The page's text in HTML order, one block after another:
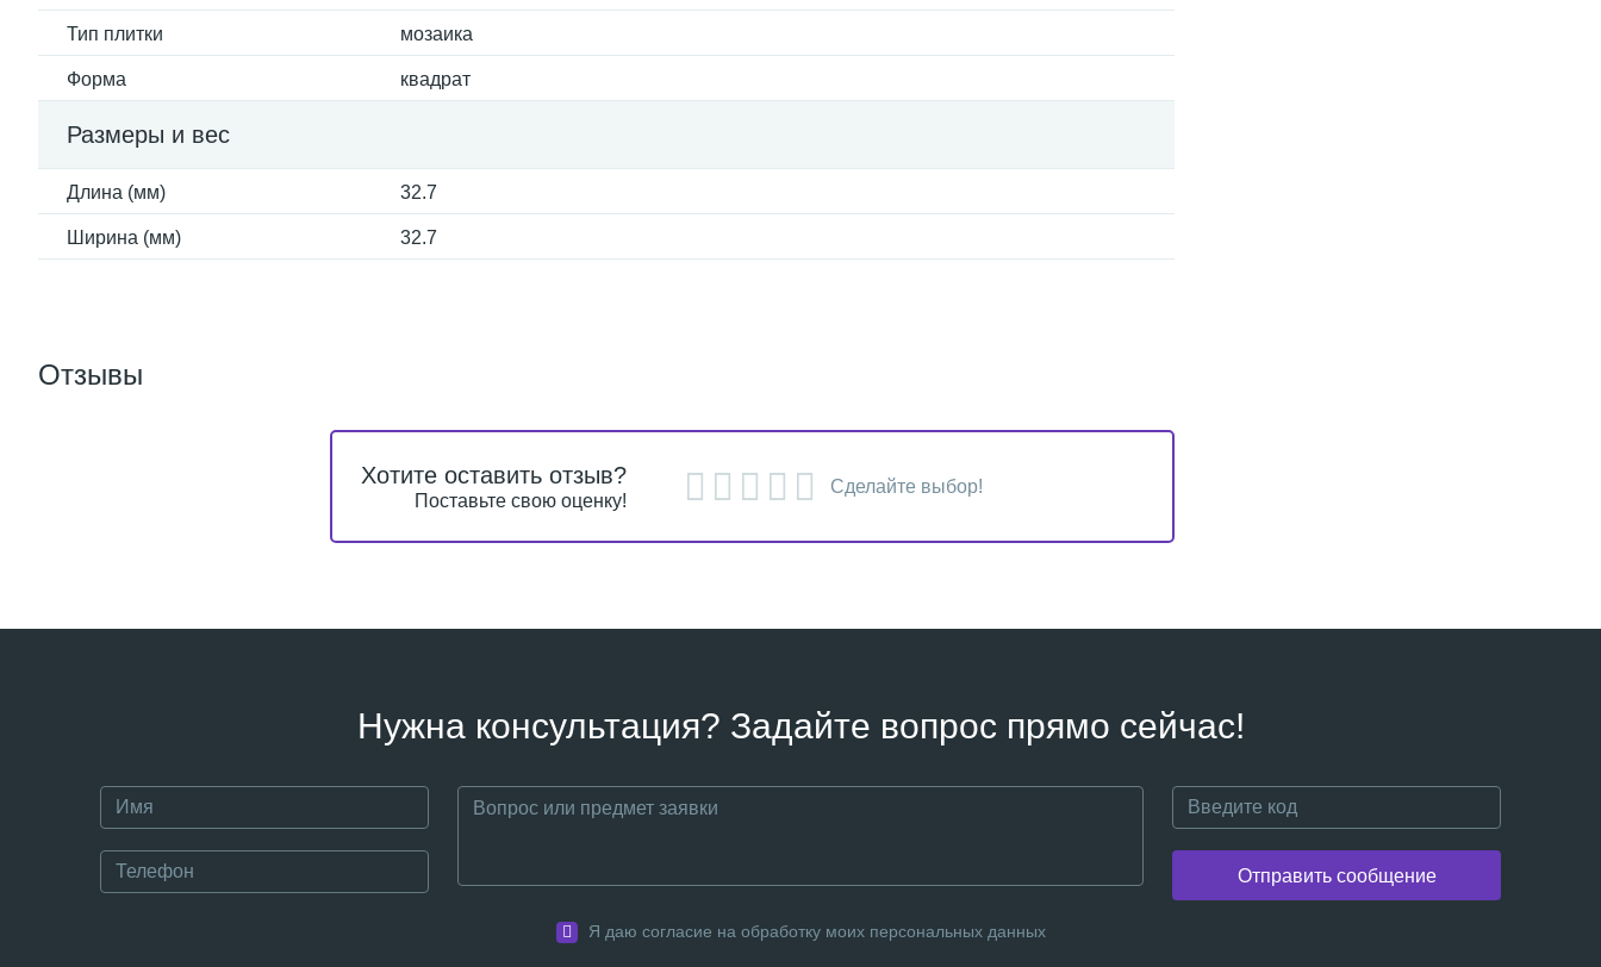
Тип плитки мозаика
Форма квадрат
Размеры и вес
Длина (мм) 32.7
Ширина (мм) 32.7
Отзывы
Хотите оставить отзыв?
Поставьте свою оценку!
Сделайте выбор!
Нужна консультация? Задайте вопрос прямо сейчас!
Отправить сообщение
Я даю согласие на обработку моих персональных данных